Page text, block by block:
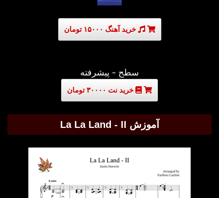
خرید آهنگ ۱۵۰۰۰ تومان
سطح - پیشرفته
خرید نت ۳۰۰۰۰ تومان
آموزش La La Land - II